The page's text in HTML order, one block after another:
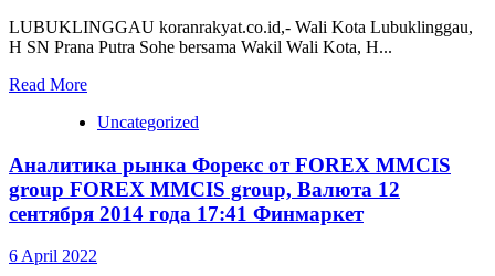
LUBUKLINGGAU koranrakyat.co.id,- Wali Kota Lubuklinggau,
H SN Prana Putra Sohe bersama Wakil Wali Kota, H...
Read More
Uncategorized
Аналитика рынка Форекс от FOREX MMCIS
group FOREX MMCIS group, Валюта 12
сентября 2014 года 17:41 Финмаркет
6 April 2022